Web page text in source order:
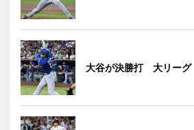
大谷が決勝打 大リーグ